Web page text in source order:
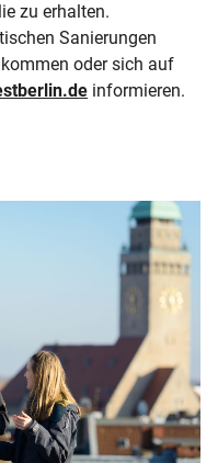
zu erhalten.
Sanierungen
oder sich auf
informieren.